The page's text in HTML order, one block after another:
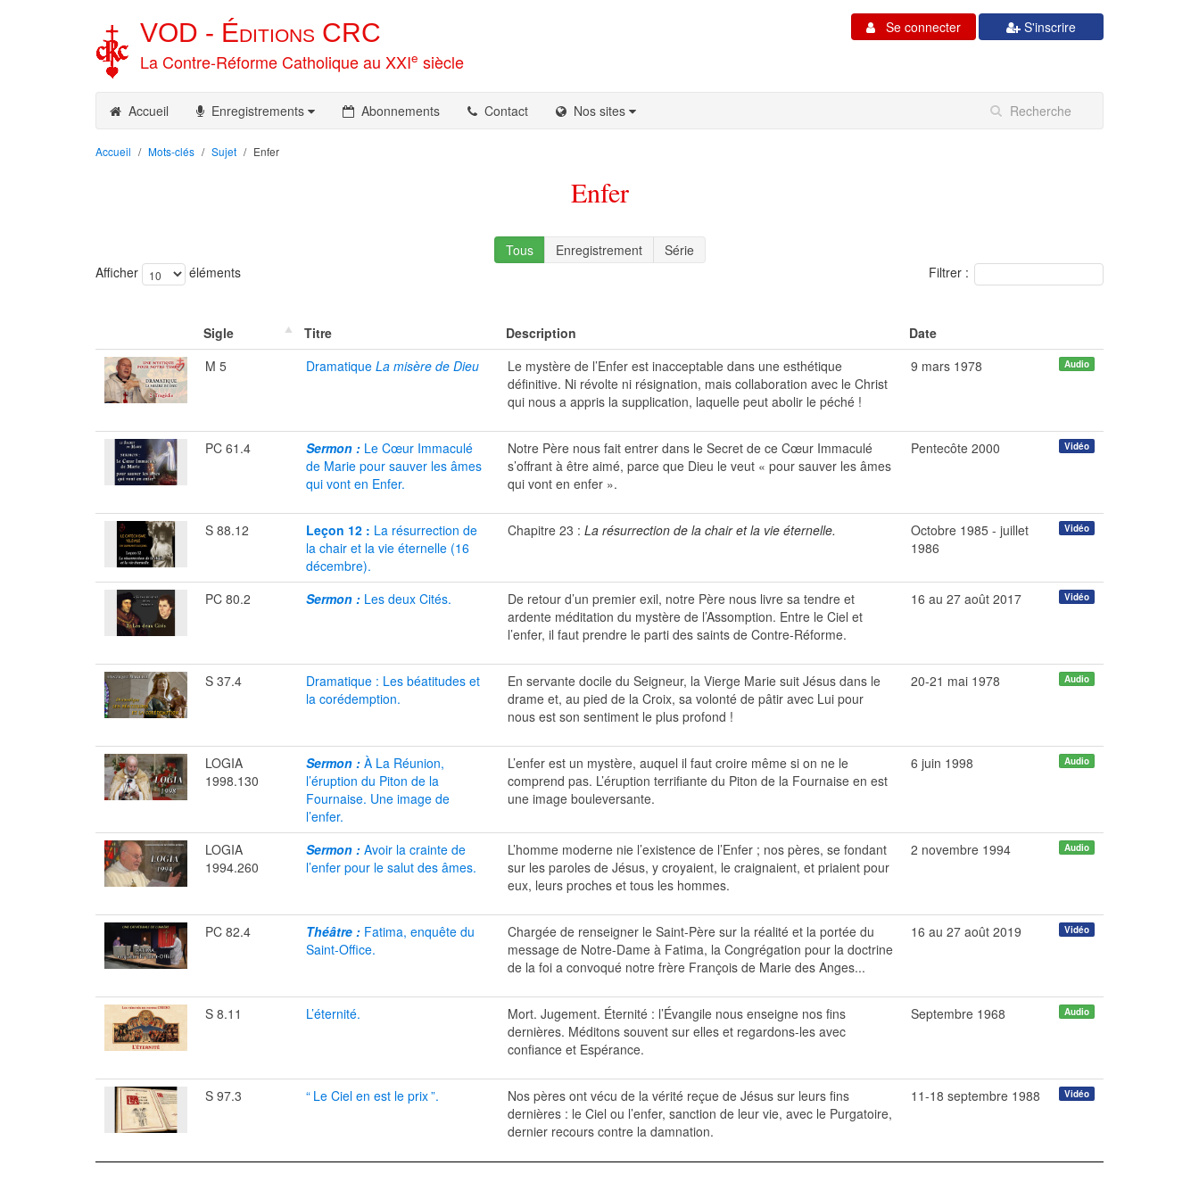
VOD - Éditions CRC
La Contre-Réforme Catholique au XXIe siècle
S'inscrire
Se connecter
Accueil Enregistrements Abonnements Contact Nos sites
Accueil Mots-clés Sujet Enfer
Enfer
Tous Enregistrement
Série
Afficher
éléments Filtrer :
Sigle Titre Description
Date
M 5
Dramatique La misère de Dieu
Le mystère de l’Enfer est inacceptable dans une esthétique
définitive. Ni révolte ni résignation, mais collaboration avec le Christ
qui nous a appris la supplication, laquelle peut abolir le péché !
Audio
9 mars 1978
PC 61.4 Sermon : Le Cœur Immaculé
de Marie pour sauver les âmes
qui vont en Enfer.
Notre Père nous fait entrer dans le Secret de ce Cœur Immaculé
s’offrant à être aimé, parce que Dieu le veut « pour sauver les âmes
qui vont en enfer ».
Vidéo
Pentecôte 2000
S 88.12 Leçon 12 : La résurrection de
la chair et la vie éternelle (16
décembre).
Chapitre 23 : La résurrection de la chair et la vie éternelle. Vidéo
Octobre 1985 - juillet
1986
PC 80.2 Sermon : Les deux Cités.
De retour d’un premier exil, notre Père nous livre sa tendre et
ardente méditation du mystère de l’Assomption. Entre le Ciel et
l’enfer, il faut prendre le parti des saints de Contre-Réforme.
Vidéo
16 au 27 août 2017
S 37.4
Dramatique : Les béatitudes et
la corédemption.
En servante docile du Seigneur, la Vierge Marie suit Jésus dans le
drame et, au pied de la Croix, sa volonté de pâtir avec Lui pour
nous est son sentiment le plus profond !
Audio
20-21 mai 1978
LOGIA
1998.130
Sermon : À La Réunion,
l’éruption du Piton de la
Fournaise. Une image de
l’enfer.
L’enfer est un mystère, auquel il faut croire même si on ne le
comprend pas. L’éruption terrifiante du Piton de la Fournaise en est
une image bouleversante.
Audio
6 juin 1998
LOGIA
1994.260
Sermon : Avoir la crainte de
l’enfer pour le salut des âmes.
L’homme moderne nie l’existence de l’Enfer ; nos pères, se fondant
sur les paroles de Jésus, y croyaient, le craignaient, et priaient pour
eux, leurs proches et tous les hommes.
Audio
2 novembre 1994
PC 82.4 Théâtre : Fatima, enquête du
Saint-Office.
Chargée de renseigner le Saint-Père sur la réalité et la portée du
message de Notre-Dame à Fatima, la Congrégation pour la doctrine
de la foi a convoqué notre frère François de Marie des Anges...
Vidéo
16 au 27 août 2019
S 8.11 L’éternité.
Mort. Jugement. Éternité : l’Évangile nous enseigne nos fins
dernières. Méditons souvent sur elles et regardons-les avec
confiance et Espérance.
Audio
Septembre 1968
S 97.3 “ Le Ciel en est le prix”.
Nos pères ont vécu de la vérité reçue de Jésus sur leurs fins
dernières : le Ciel ou l’enfer, sanction de leur vie, avec le Purgatoire,
dernier recours contre la damnation.
Vidéo
11-18 septembre 1988